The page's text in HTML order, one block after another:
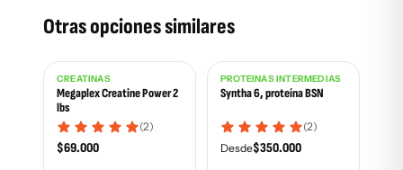
Otras opciones similares
CREATINAS
Megaplex Creatine Power 2
lbs
(2)
$69.000
PROTEÍNAS INTERMEDIAS
Syntha 6, proteína BSN
(2)
Desde$350.000